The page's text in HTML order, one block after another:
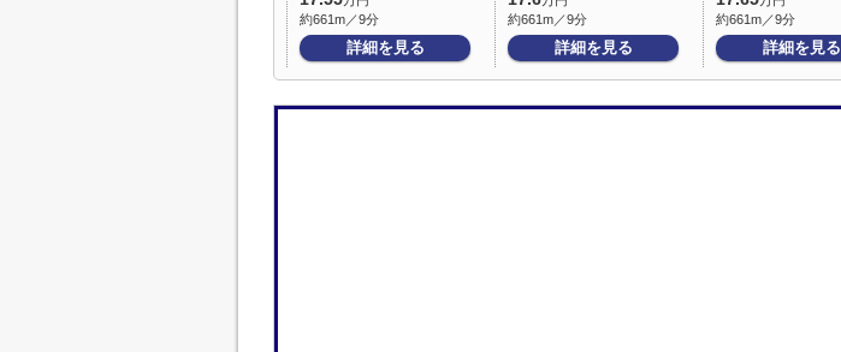
約661m／9分
詳細を見る
約661m／9分
詳細を見る
約661m／9分
詳細を見る